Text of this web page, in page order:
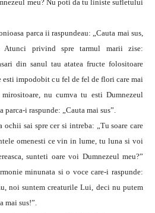
meu? Nu poti da tu liniste sufletului
parca ii raspundeau: „Cauta mai sus,
Atunci privind spre tarmul marii zise:
din sanul tau atatea fructe folositoare
esti impodobit cu fel de fel de flori care mai
nu cumva tu esti Dumnezeul
parca-i raspunde: „Cauta mai sus”.
sai spre cer si intreba: „Tu soare care
omenesti ce vin in lume, tu luna si voi
sunteti oare voi Dumnezeul meu?”
minunata si o voce care-i raspunde:
noi suntem creaturile Lui, deci nu putem
mai sus!”.